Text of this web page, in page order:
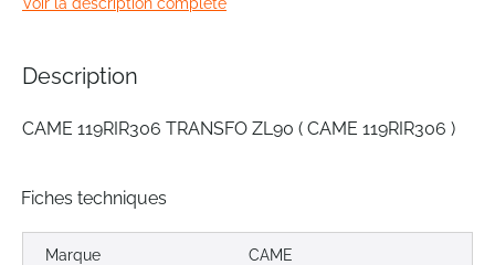
of
gallery
Description
CAME 119RIR306 TRANSFO ZL90 ( CAME 119RIR306 )
Fiches techniques
Marque CAME